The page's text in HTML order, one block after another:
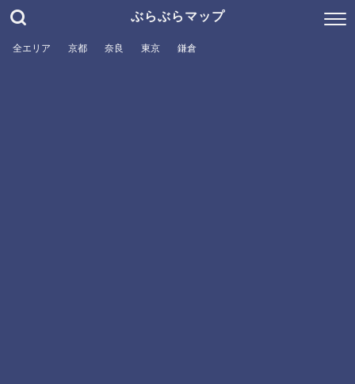
ぶらぶらマップ
全エリア 京都 奈良 東京 鎌倉